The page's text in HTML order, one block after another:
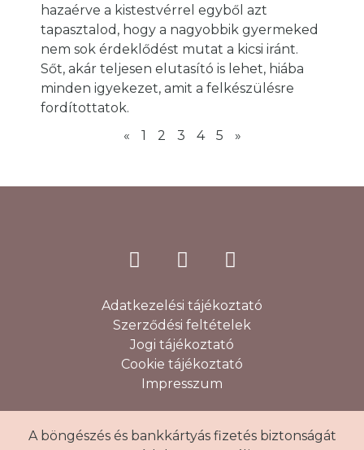
hazaérve a kistestvérrel egyből azt
tapasztalod, hogy a nagyobbik gyermeked
nem sok érdeklődést mutat a kicsi iránt.
Sőt, akár teljesen elutasító is lehet, hiába
minden igyekezet, amit a felkészülésre
fordítottatok.
«
1 2 3 4 5 »
Adatkezelési tájékoztató
Szerződési feltételek
Jogi tájékoztató
Cookie tájékoztató
Impresszum
A böngészés és bankkártyás fizetés biztonságát